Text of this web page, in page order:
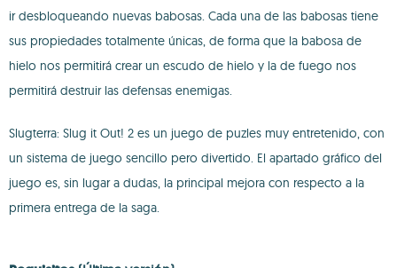
ir desbloqueando nuevas babosas. Cada una de las babosas tiene
sus propiedades totalmente únicas, de forma que la babosa de
hielo nos permitirá crear un escudo de hielo y la de fuego nos
permitirá destruir las defensas enemigas.
Slugterra: Slug it Out! 2 es un juego de puzles muy entretenido, con
un sistema de juego sencillo pero divertido. El apartado gráfico del
juego es, sin lugar a dudas, la principal mejora con respecto a la
primera entrega de la saga.